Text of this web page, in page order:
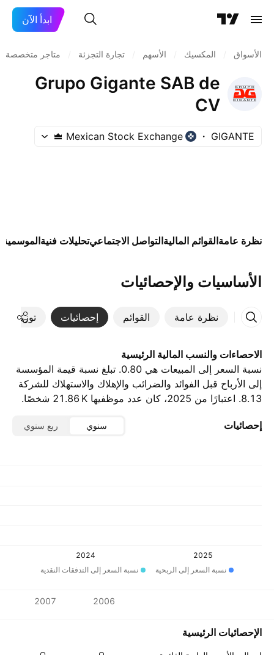
ابدأ الآن
الأسواق المكسيك الأسهم تجارة التجزئة متاجر متخصصة
Grupo Gigante SAB de
CV
GIGANTE
Mexican Stock Exchange
نظرة عامةالقوائم الماليةالتواصل الاجتماعيتحليلات فنيةالموسمية
الأساسيات والإحصائيات
نظرة عامة القوائم إحصائيات توزيعات
الاحصاءات والنسب المالية الرئيسية
نسبة السعر إلى المبيعات هي 0.80. تبلغ نسبة قيمة المؤسسة
إلى الأرباح قبل الفوائد والضرائب والإهلاك والاستهلاك للشركة
8.13. اعتبارًا من 2025، كان عدد موظفيها ‪21.86 K‬ شخصًا.
إحصائيات سنوي ربع سنوي
2024
2025
نسبة السعر إلى الربحية
نسبة السعر إلى التدفقات النقدية
2006
2007
الإحصائيات الرئيسية